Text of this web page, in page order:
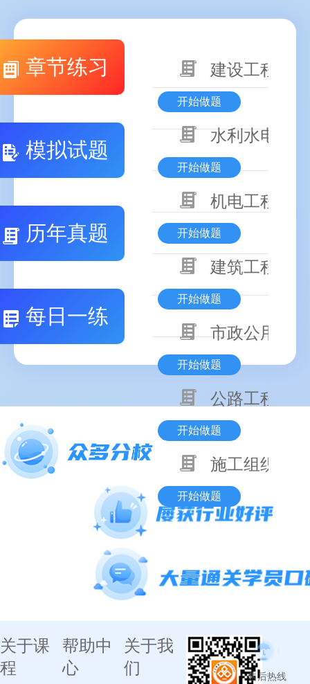
章节练习
模拟试题
历年真题
每日一练
建设工程基
开始做题
水利水电工
开始做题
机电工程技术
开始做题
建筑工程技术
开始做题
市政公用工
开始做题
公路工程技术
开始做题
施工组织与
开始做题
关于课
程
帮助中
心
关于我
们
售后热线